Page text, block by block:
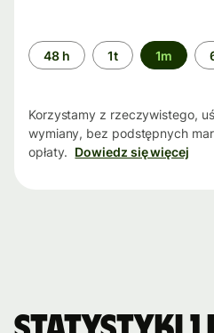
Przedział
czasu
48 h 1t 1m
Korzystamy z rzeczywistego,
wymiany, bez podstępnych
opłaty. Dowiedz się więcej